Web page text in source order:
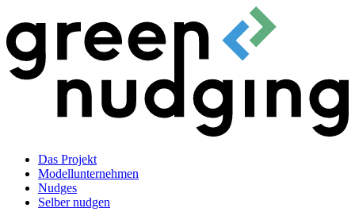
Das Projekt
Modellunternehmen
Nudges
Selber nudgen